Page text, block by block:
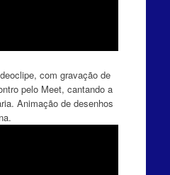
com gravação de
pelo Meet, cantando a
Animação de desenhos